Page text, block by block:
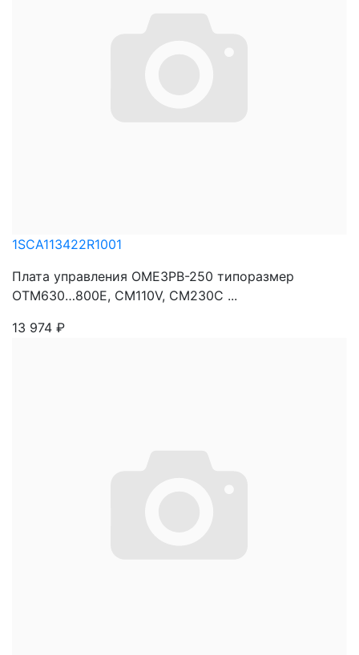
1SCA113422R1001
Плата управления OME3PB-250 типоразмер
OTM630…800E, CM110V, CM230C ...
13 974 ₽